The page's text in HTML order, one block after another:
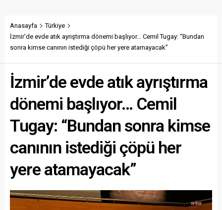
Anasayfa
Türkiye
İzmir’de evde atık ayrıştırma dönemi başlıyor… Cemil Tugay: “Bundan
sonra kimse canının istediği çöpü her yere atamayacak”
İzmir’de evde atık ayrıştırma
dönemi başlıyor… Cemil
Tugay: “Bundan sonra kimse
canının istediği çöpü her
yere atamayacak”